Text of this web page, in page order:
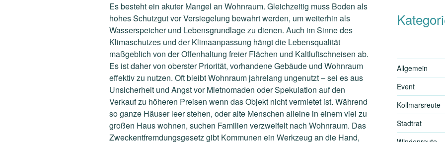
Es besteht ein akuter Mangel an Wohnraum. Gleichzeitig muss Boden als
hohes Schutzgut vor Versiegelung bewahrt werden, um weiterhin als
Wasserspeicher und Lebensgrundlage zu dienen. Auch im Sinne des
Klimaschutzes und der Klimaanpassung hängt die Lebensqualität
maßgeblich von der Offenhaltung freier Flächen und Kaltluftschneisen ab.
Es ist daher von oberster Priorität, vorhandene Gebäude und Wohnraum
effektiv zu nutzen. Oft bleibt Wohnraum jahrelang ungenutzt – sei es aus
Unsicherheit und Angst vor Mietnomaden oder Spekulation auf den
Verkauf zu höheren Preisen wenn das Objekt nicht vermietet ist. Während
so ganze Häuser leer stehen, oder alte Menschen alleine in einem viel zu
großen Haus wohnen, suchen Familien verzweifelt nach Wohnraum. Das
Zweckentfremdungsgesetz gibt Kommunen ein Werkzeug an die Hand,
Allgemein
Event
Kollmarsreute
Stadtrat